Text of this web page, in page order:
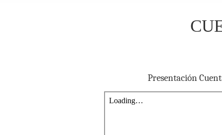
Presentación